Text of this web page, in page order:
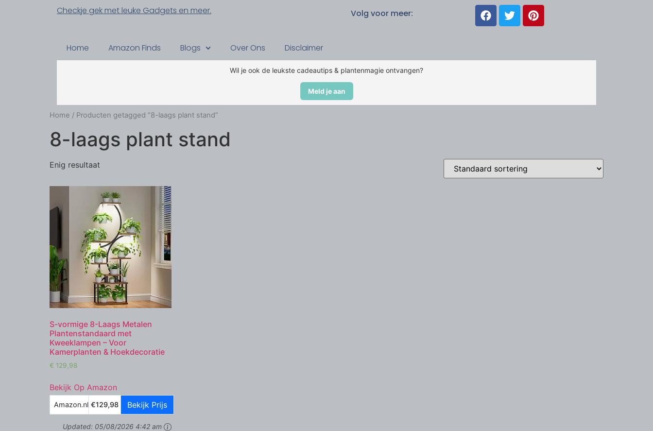
Checkje gek met leuke Gadgets en meer. Volg voor meer:
Home Amazon Finds Blogs Over Ons Disclaimer
Wil je ook de leukste cadeautips & plantenmagie ontvangen?
Meld je aan
Home / Producten getagged “8-laags plant stand”
8-laags plant stand
Enig resultaat
S-vormige 8-Laags Metalen
Plantenstandaard met
Kweeklampen – Voor
Kamerplanten & Hoekdecoratie
€ 129,98
Bekijk Op Amazon
Amazon.nl €129,98 Bekijk Prijs
Updated: 05/08/2026 4:42 am